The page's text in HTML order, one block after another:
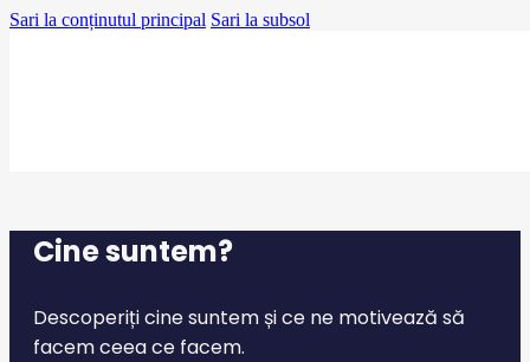
Sari la conținutul principal Sari la subsol
Cine suntem?
Descoperiți cine suntem și ce ne motivează să
facem ceea ce facem.